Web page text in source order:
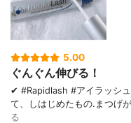
5.00
ぐんぐん伸びる！
✔︎ #Rapidlash #アイラッシュ
て、しはじめたもの. まつげ
る